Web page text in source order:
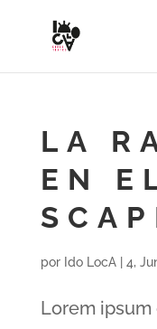
LA
EN
por Ido LocA| 4,
Lorem